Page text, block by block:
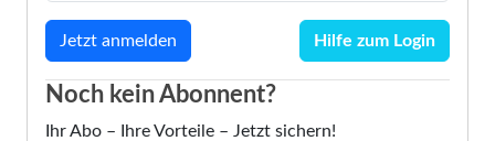
Hilfe zum Login
Noch kein Abonnent?
Ihr Abo – Ihre Vorteile – Jetzt sichern!